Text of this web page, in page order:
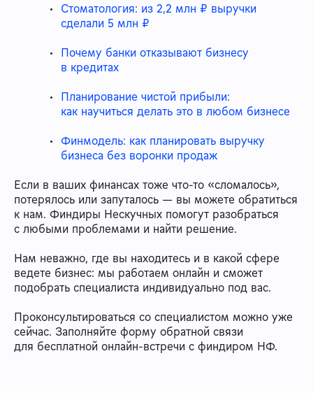
Стоматология: из 2,2 млн ₽ выручки
сделали 5 млн ₽
Почему банки отказывают бизнесу
в кредитах
Планирование чистой прибыли:
как научиться делать это в любом бизнесе
Финмодель: как планировать выручку
бизнеса без воронки продаж
Если в ваших финансах тоже что-то «сломалось»,
потерялось или запуталось — вы можете обратиться
к нам. Финдиры Нескучных помогут разобраться
с любыми проблемами и найти решение.
Нам неважно, где вы находитесь и в какой сфере
ведете бизнес: мы работаем онлайн и сможет
подобрать специалиста индивидуально под вас.
Проконсультироваться со специалистом можно уже
сейчас. Заполняйте форму обратной связи
для бесплатной онлайн-встречи с финдиром НФ.